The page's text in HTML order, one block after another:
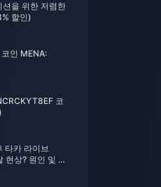
을 위한 저렴한
할인)
인 MENA:
코
타카 라이브
상? 원인 및 해